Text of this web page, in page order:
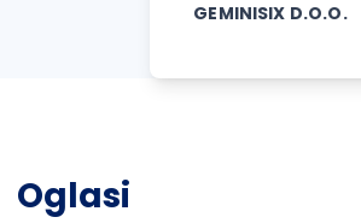
GEMINISIX D.O.O.
Oglasi